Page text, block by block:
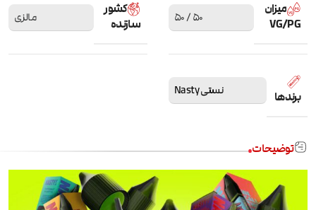
میزان
VG/PG
50 / 50
کشور
سازنده
مالزی
برندها نستی Nasty
توضیحات